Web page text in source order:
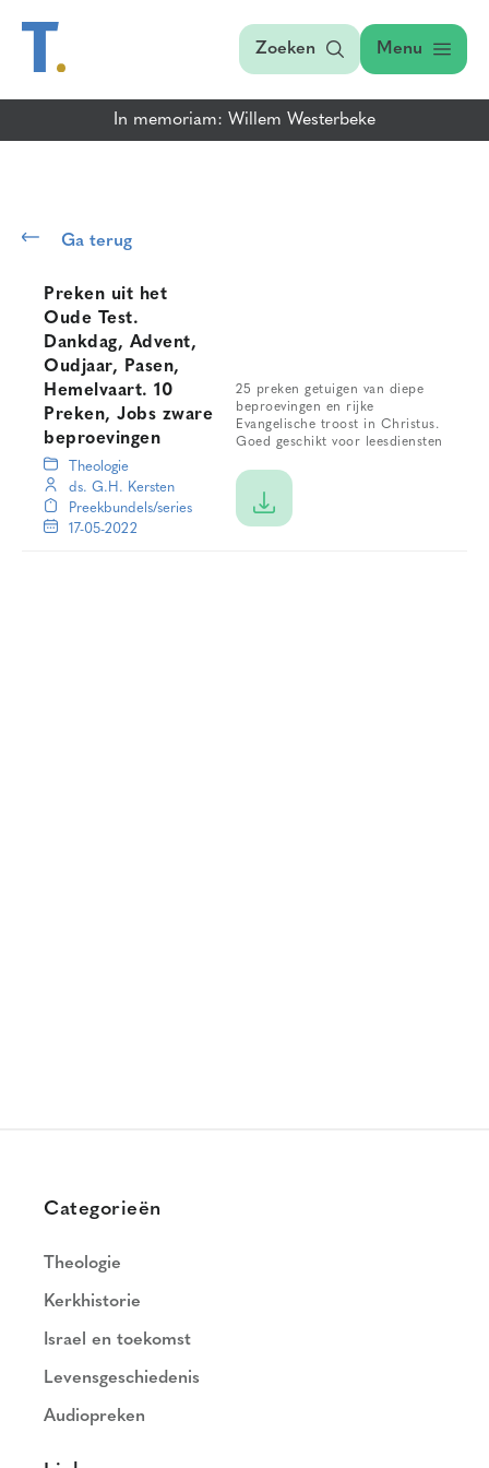
Zoeken Menu
In memoriam: Willem Westerbeke
Ga terug
Preken uit het
Oude Test.
Dankdag, Advent,
Oudjaar, Pasen,
Hemelvaart. 10
Preken, Jobs zware
beproevingen
25 preken getuigen van diepe
beproevingen en rijke
Evangelische troost in Christus.
Goed geschikt voor leesdiensten
Theologie
ds. G.H. Kersten
Preekbundels/series
17-05-2022
Categorieën
Theologie
Kerkhistorie
Israel en toekomst
Levensgeschiedenis
Audiopreken